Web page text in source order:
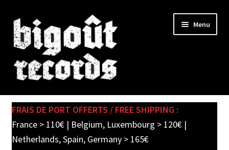
Skip
to
navigation
Skip
to
content
Menu
SHOP
child
PRE-ORDERS
FRAIS DE PORT OFFERTS / FREE SHIPPING :
France > 110€ | Belgium, Luxembourg > 120€ |
Netherlands, Spain, Germany > 165€